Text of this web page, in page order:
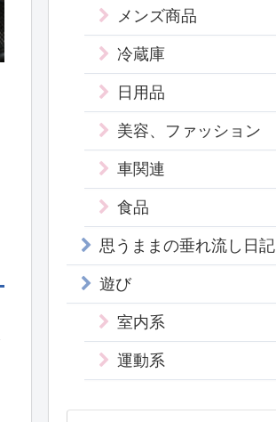
メンズ商品
冷蔵庫
日用品
美容、ファッション
車関連
食品
思うままの垂れ流し日記
遊び
室内系
運動系